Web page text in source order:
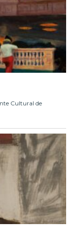
Cultural de